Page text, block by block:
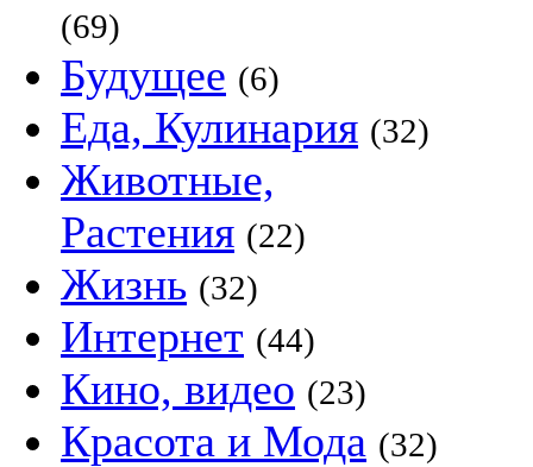
(69)
Будущее (6)
Еда, Кулинария (32)
Животные,
Растения (22)
Жизнь (32)
Интернет (44)
Кино, видео (23)
Красота и Мода (32)